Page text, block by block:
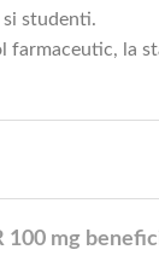
studenti.
farmaceutic, la
100 mg